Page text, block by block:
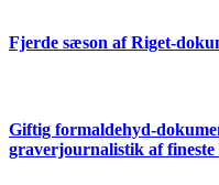
Fjerde sæson af Riget-
Giftig formaldehyd-
graverjournalistik af